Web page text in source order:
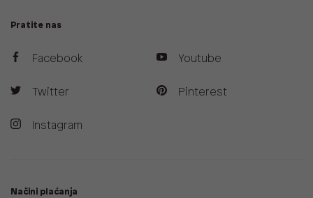
Pratite nas
Facebook
Twitter
Instagram
Youtube
Pinterest
Načini plaćanja